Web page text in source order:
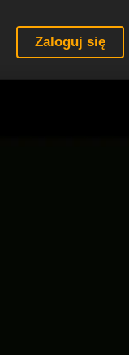
Zaloguj się